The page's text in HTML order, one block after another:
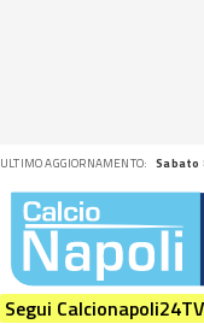
ULTIMO AGGIORNAMENTO: Sabato
Segui